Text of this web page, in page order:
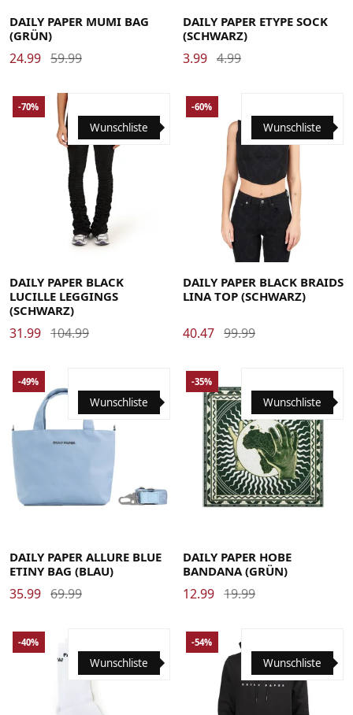
DAILY PAPER MUMI BAG
(GRÜN)
24.99 59.99
DAILY PAPER ETYPE SOCK
(SCHWARZ)
3.99 4.99
Wunschliste
-70%
DAILY PAPER BLACK
LUCILLE LEGGINGS
(SCHWARZ)
31.99 104.99
Medium Small X-Small
Wunschliste
-60%
DAILY PAPER BLACK BRAIDS
LINA TOP (SCHWARZ)
40.47 99.99
Wunschliste
-49%
DAILY PAPER ALLURE BLUE
ETINY BAG (BLAU)
35.99 69.99
Wunschliste
-35%
DAILY PAPER HOBE
BANDANA (GRÜN)
12.99 19.99
Wunschliste
-40%
Wunschliste
-54%